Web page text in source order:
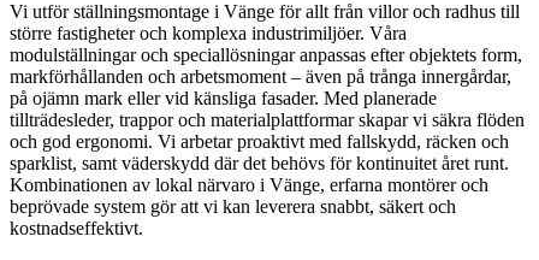
Vi utför ställningsmontage i Vänge för allt från villor och radhus till
större fastigheter och komplexa industrimiljöer. Våra
modulställningar och speciallösningar anpassas efter objektets form,
markförhållanden och arbetsmoment – även på trånga innergårdar,
på ojämn mark eller vid känsliga fasader. Med planerade
tillträdesleder, trappor och materialplattformar skapar vi säkra flöden
och god ergonomi. Vi arbetar proaktivt med fallskydd, räcken och
sparklist, samt väderskydd där det behövs för kontinuitet året runt.
Kombinationen av lokal närvaro i Vänge, erfarna montörer och
beprövade system gör att vi kan leverera snabbt, säkert och
kostnadseffektivt.